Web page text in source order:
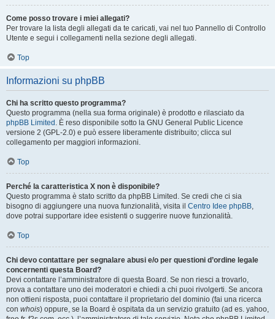
Come posso trovare i miei allegati?
Per trovare la lista degli allegati da te caricati, vai nel tuo Pannello di Controllo
Utente e segui i collegamenti nella sezione degli allegati.
Top
Informazioni su phpBB
Chi ha scritto questo programma?
Questo programma (nella sua forma originale) è prodotto e rilasciato da
phpBB Limited . È reso disponibile sotto la GNU General Public Licence
versione 2 (GPL-2.0) e può essere liberamente distribuito; clicca sul
collegamento per maggiori informazioni.
Top
Perché la caratteristica X non è disponibile?
Questo programma è stato scritto da phpBB Limited. Se credi che ci sia
bisogno di aggiungere una nuova funzionalità, visita il Centro Idee phpBB,
dove potrai supportare idee esistenti o suggerire nuove funzionalità.
Top
Chi devo contattare per segnalare abusi e/o per questioni d’ordine legale
concernenti questa Board?
Devi contattare l’amministratore di questa Board. Se non riesci a trovarlo,
prova a contattare uno dei moderatori e chiedi a chi puoi rivolgerti. Se ancora
non ottieni risposta, puoi contattare il proprietario del dominio (fai una ricerca
con whois) oppure, se la Board è ospitata da un servizio gratuito (ad es. yahoo,